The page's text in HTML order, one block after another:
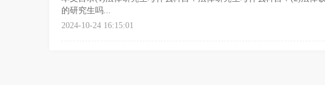
的研究生吗...
2024-10-24 16:15:01